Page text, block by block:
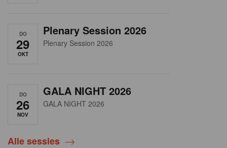
DO
29
OKT
Plenary Session 2026
Plenary Session 2026
DO
26
NOV
GALA NIGHT 2026
GALA NIGHT 2026
Alle sessies